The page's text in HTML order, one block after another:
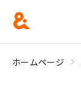
ホームページ